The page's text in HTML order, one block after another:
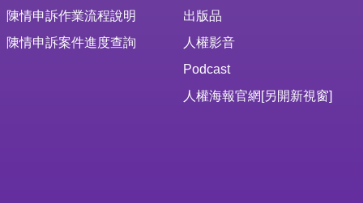
陳情申訴作業流程說明
陳情申訴案件進度查詢
出版品
人權影音
Podcast
人權海報官網[另開新視窗]